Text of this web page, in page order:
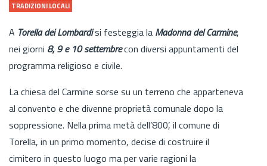
TRADIZIONI LOCALI
A Torella dei Lombardisi festeggia la Madonna del Carmine,
nei giorni 8, 9 e 10 settembrecon diversi appuntamenti del
programma religioso e civile.
La chiesa del Carmine sorse su un terreno che apparteneva
al convento e che divenne proprietà comunale dopo la
soppressione. Nella prima metà dell’800’, il comune di
Torella, in un primo momento, decise di costruire il
cimitero in questo luogo ma per varie ragioni la